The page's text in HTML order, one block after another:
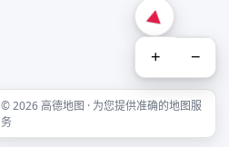
+ −
© 2026 高德地图 · 为您提供准确的地图服
务